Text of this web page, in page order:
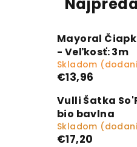
Mayoral
- Veľkosť: 3m
Skladom
€13,96
Vulli Šatka
bio bavlna
Skladom
€17,20